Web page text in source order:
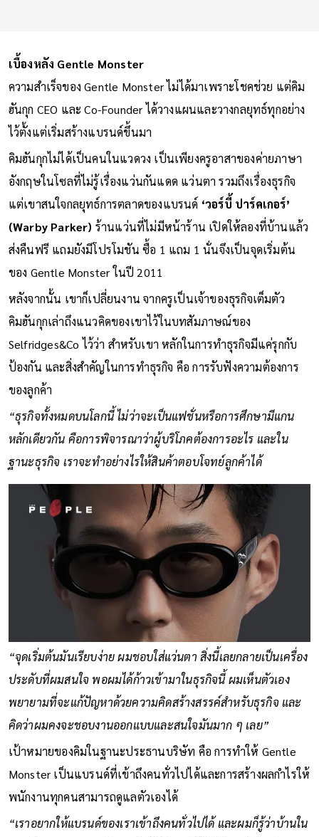
เบื้องหลัง Gentle Monster
ความสำเร็จของ Gentle Monster ไม่ได้มาเพราะโชคช่วย แต่คิม​
ฮันกุก CEO และ Co-Founder ได้วางแผนและวางกลยุทธ์ทุกอย่าง
ไว้ตั้งแต่เริ่มสร้างแบรนด์ขึ้นมา
คิม​ฮันกุกไม่ได้เป็นคนในแวดวง เป็นเพียงครูอาสาของค่ายภาษา
อังกฤษในโซลที่ไม่รู้เรื่องแว่นกันแดด แว่นตา รวมถึงเรื่องธุรกิจ
แต่เขาสนใจกลยุทธ์การตลาดของแบรนด์ ‘วอร์บี้ ปาร์คเกอร์’
(Warby Parker) ร้านแว่นที่ไม่มีหน้าร้าน เปิดให้ลองที่บ้านแล้ว
ส่งคืนฟรี แถมยังมีโปรโมชัน ซื้อ 1 แถม 1 นั่นจึงเป็นจุดเริ่มต้น
ของ Gentle Monster ในปี 2011
หลังจากนั้น เขาก็เปลี่ยนงาน จากครูเป็นเจ้าของธุรกิจเต็มตัว
คิมฮันกุกเล่าถึงแนวคิดของเขาไว้ในบทสัมภาษณ์ของ
Selfridges&Co ไว้ว่า สำหรับเขา หลักในการทำธุรกิจมีแค่รุกกับ
ป้องกัน และสิ่งสำคัญในการทำธุรกิจ คือ การรับฟังความต้องการ
ของลูกค้า
“ธุรกิจทั้งหมดบนโลกนี้ ไม่ว่าจะเป็นแฟชั่นหรือการศึกษามีแกน
หลักเดียวกัน คือการพิจารณาว่าผู้บริโภคต้องการอะไร และใน
ฐานะธุรกิจ เราจะทำอย่างไรให้สินค้าตอบโจทย์ลูกค้าได้
“จุดเริ่มต้นมันเรียบง่าย ผมชอบใส่แว่นตา สิ่งนี้เลยกลายเป็นเครื่อง
ประดับที่ผมสนใจ พอผมได้ก้าวเข้ามาในธุรกิจนี้ ผมเห็นตัวเอง
พยายามที่จะแก้ปัญหาด้วยความคิดสร้างสรรค์สำหรับธุรกิจ และ
คิดว่าผมคงจะชอบงานออกแบบและสนใจมันมาก ๆ เลย”
เป้าหมายของคิมในฐานะประธานบริษัท คือ การทำให้ Gentle
Monster เป็นแบรนด์ที่เข้าถึงคนทั่วไปได้และการสร้างผลกำไรให้
พนักงานทุกคนสามารถดูแลตัวเองได้
“เราอยากให้แบรนด์ของเราเข้าถึงคนทั่วไปได้ และผมก็รู้ว่าบ้านใน